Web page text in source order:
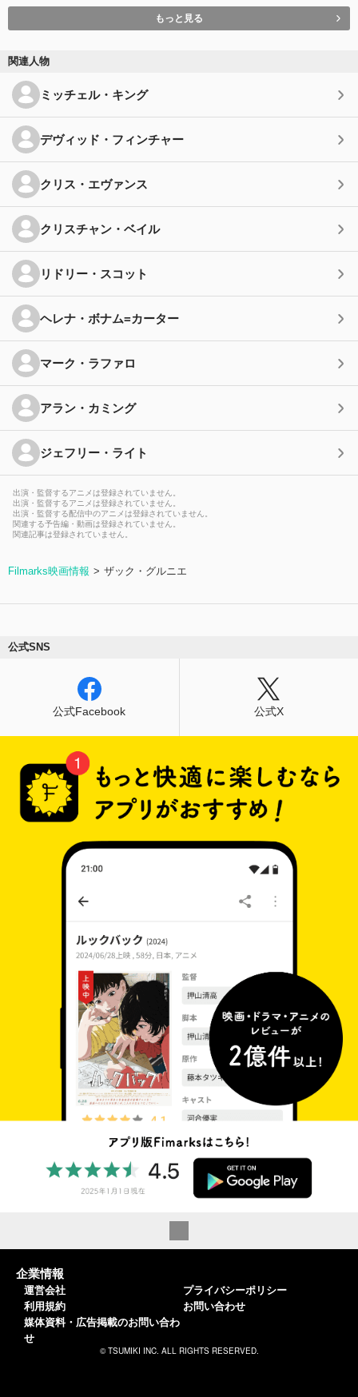
もっと見る
関連人物
ミッチェル・キング
デヴィッド・フィンチャー
クリス・エヴァンス
クリスチャン・ベイル
リドリー・スコット
ヘレナ・ボナム=カーター
マーク・ラファロ
アラン・カミング
ジェフリー・ライト
出演・監督するアニメは登録されていません。
出演・監督するアニメは登録されていません。
出演・監督する配信中のアニメは登録されていません。
関連する予告編・動画は登録されていません。
関連記事は登録されていません。
Filmarks映画情報 ザック・グルニエ
公式SNS
公式Facebook 公式X
企業情報
運営会社
利用規約
媒体資料・広告掲載のお問い合わ
せ
プライバシーポリシー
お問い合わせ
© TSUMIKI INC. ALL RIGHTS RESERVED.